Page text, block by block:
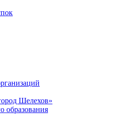
Шелехов»
образования